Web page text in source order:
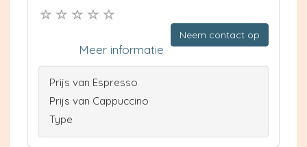
Neem contact op
Meer informatie
Prijs van Espresso
Prijs van Cappuccino
Type